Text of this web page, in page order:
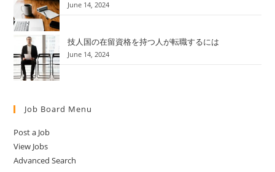
June 14, 2024
技人国の在留資格を持つ人が転職するには
June 14, 2024
Job Board Menu
Post a Job
View Jobs
Advanced Search